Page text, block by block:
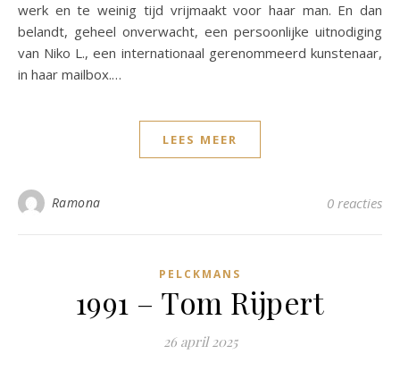
werk en te weinig tijd vrijmaakt voor haar man. En dan
belandt, geheel onverwacht, een persoonlijke uitnodiging
van Niko L., een internationaal gerenommeerd kunstenaar,
in haar mailbox.…
LEES MEER
Ramona 0 reacties
PELCKMANS
1991 – Tom Rijpert
26 april 2025